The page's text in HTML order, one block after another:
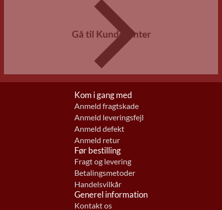
Gå til Kundecenter
Kom i gang med
Anmeld fragtskade
Anmeld leveringsfejl
Anmeld defekt
Anmeld retur
Før bestilling
Fragt og levering
Betalingsmetoder
Handelsvilkår
Generel information
Kontakt os